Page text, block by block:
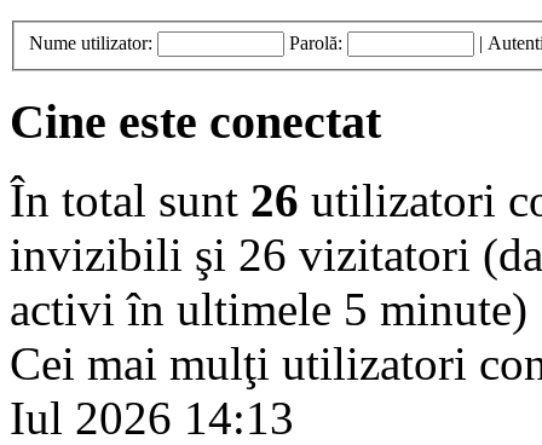
Nume utilizator: Parolă: |
Cine este conectat
În total sunt 26 utilizatori
invizibili şi 26 vizitatori
activi în ultimele 5 minute)
Cei mai mulţi utilizatori
Iul 2026 14:13